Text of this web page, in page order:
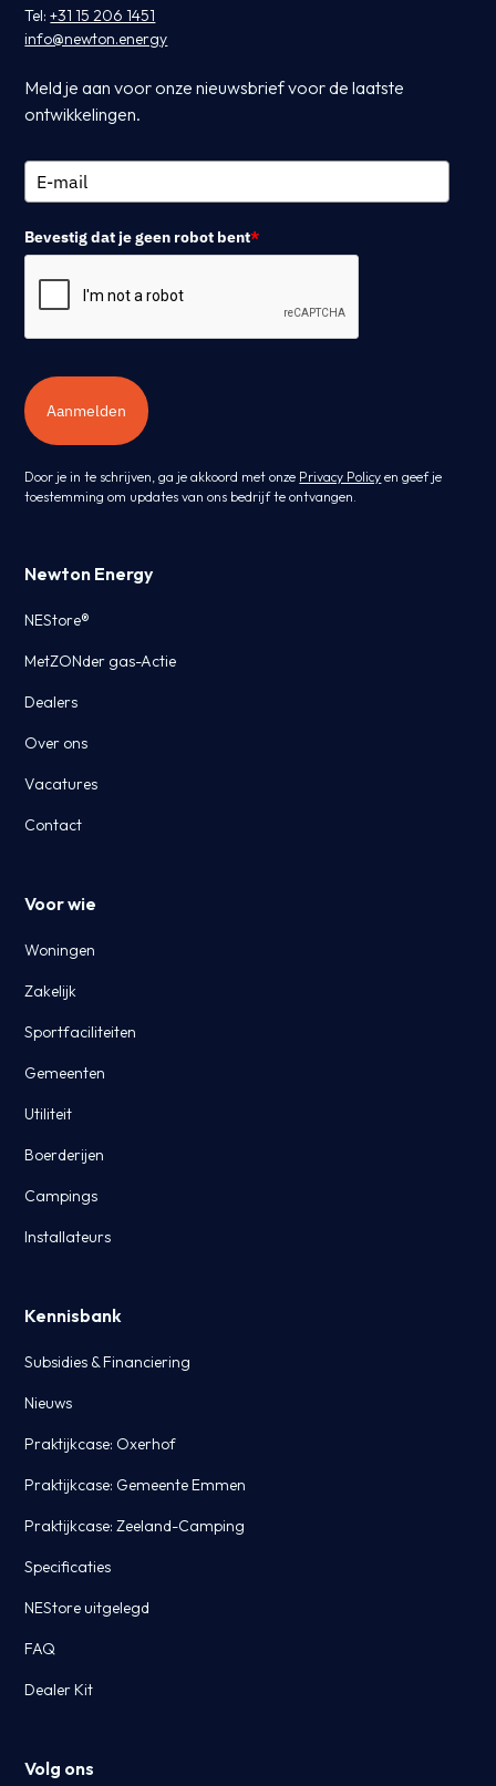
Tel:+31 15 206 1451
info@newton.energy
Meld je aan voor onze nieuwsbrief voor de laatste
ontwikkelingen.
Bevestig dat je geen robot bent*
Aanmelden
Door je in te schrijven, ga je akkoord met onze Privacy Policy en geef je
toestemming om updates van ons bedrijf te ontvangen.
Newton Energy
NEStore®
MetZONder gas-Actie
Dealers
Over ons
Vacatures
Contact
Voor wie
Woningen
Zakelijk
Sportfaciliteiten
Gemeenten
Utiliteit
Boerderijen
Campings
Installateurs
Kennisbank
Subsidies & Financiering
Nieuws
Praktijkcase: Oxerhof
Praktijkcase: Gemeente Emmen
Praktijkcase: Zeeland-Camping
Specificaties
NEStore uitgelegd
FAQ
Dealer Kit
Volg ons